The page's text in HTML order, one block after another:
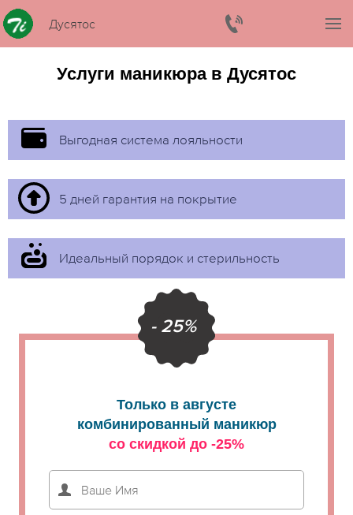
Дусятос
Услуги маникюра в Дусятос
Выгодная система лояльности
5 дней гарантия на покрытие
Идеальный порядок и стерильность
- 25%
Только в августе
комбинированный маникюр
со скидкой до -25%